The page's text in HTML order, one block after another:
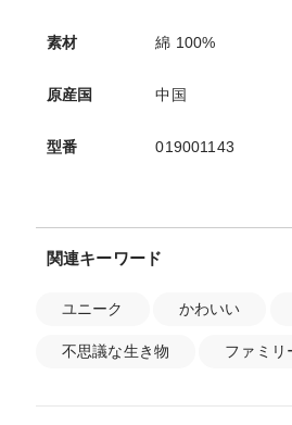
素材 綿 100%
原産国 中国
型番 019001143
関連キーワード
ユニーク かわいい
不思議な生き物 ファミリ